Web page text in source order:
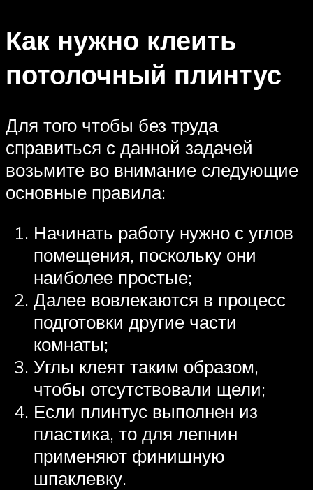
Как нужно клеить
потолочный плинтус
Для того чтобы без труда
справиться с данной задачей
возьмите во внимание следующие
основные правила:
Начинать работу нужно с углов
помещения, поскольку они
наиболее простые;
Далее вовлекаются в процесс
подготовки другие части
комнаты;
Углы клеят таким образом,
чтобы отсутствовали щели;
Если плинтус выполнен из
пластика, то для лепнин
применяют финишную
шпаклевку.